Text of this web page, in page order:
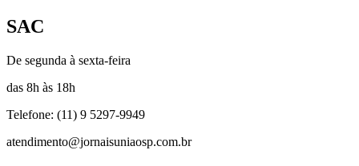
SAC
De segunda à sexta-feira
das 8h às 18h
Telefone: (11) 9 5297-9949
atendimento@jornaisuniaosp.com.br